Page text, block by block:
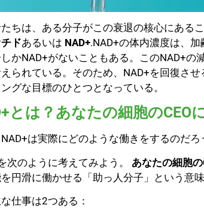
ちは、ある分子がこの衰退の核心にある
ドあるいは NAD+.NAD+の体内濃度は、
かNAD+がないこともある。このNAD+
られている。そのため、NAD+を回復さ
グな目標のひとつとなっている。
とは？あなたの細胞のCEO
は実際にどのような働きをするのだ
次のように考えてみよう。 あなたの細胞の
円滑に働かせる「助っ人分子」という意
仕事は2つある：